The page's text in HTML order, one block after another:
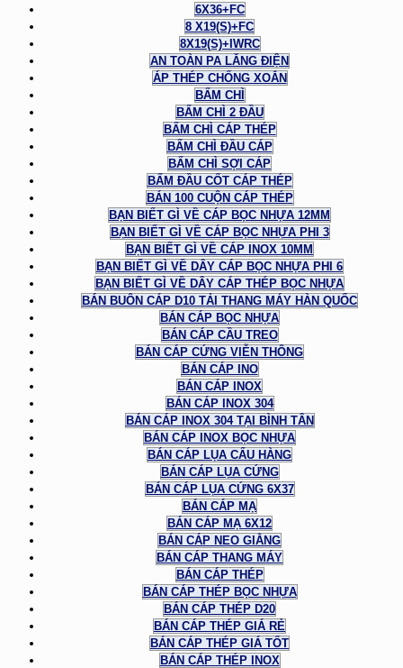
6X36+FC
8 X19(S)+FC
8X19(S)+IWRC
AN TOÀN PA LĂNG ĐIỆN
ÁP THÉP CHỐNG XOẮN
BẤM CHÌ
BẤM CHÌ 2 ĐẦU
BẤM CHÌ CÁP THÉP
BẤM CHÌ ĐẦU CÁP
BẤM CHÌ SỢI CÁP
BẤM ĐẦU CỐT CÁP THÉP
BÁN 100 CUỘN CÁP THÉP
BẠN BIẾT GÌ VỀ CÁP BỌC NHỰA 12MM
BẠN BIẾT GÌ VỀ CÁP BỌC NHỰA PHI 3
BẠN BIẾT GÌ VỀ CÁP INOX 10MM
BẠN BIẾT GÌ VỀ DÂY CÁP BỌC NHỰA PHI 6
BẠN BIẾT GÌ VỀ DÂY CÁP THÉP BỌC NHỰA
BÁN BUÔN CÁP D10 TẢI THANG MÁY HÀN QUỐC
BÁN CÁP BỌC NHỰA
BÁN CÁP CẦU TREO
BÁN CÁP CỨNG VIỄN THÔNG
BÁN CÁP INO
BÁN CÁP INOX
BÁN CÁP INOX 304
BÁN CÁP INOX 304 TẠI BÌNH TÂN
BÁN CÁP INOX BỌC NHỰA
BÁN CÁP LỤA CẨU HÀNG
BÁN CÁP LỤA CỨNG
BÁN CÁP LỤA CỨNG 6X37
BÁN CÁP MẠ
BÁN CÁP MẠ 6X12
BÁN CÁP NEO GIẰNG
BÁN CÁP THANG MÁY
BÁN CÁP THÉP
BÁN CÁP THÉP BỌC NHỰA
BÁN CÁP THÉP D20
BÁN CÁP THÉP GIÁ RẺ
BÁN CÁP THÉP GIÁ TỐT
BÁN CÁP THÉP INOX